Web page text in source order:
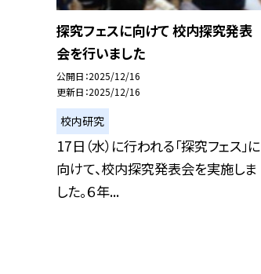
探究フェスに向けて 校内探究発表
会を行いました
公開日 2025/12/16
更新日 2025/12/16
校内研究
17日（水）に行われる「探究フェス」に
向けて、校内探究発表会を実施しま
した。６年...